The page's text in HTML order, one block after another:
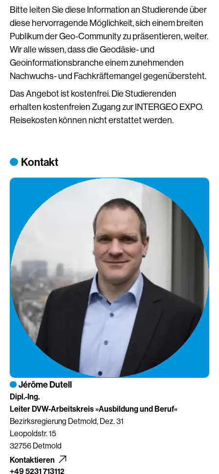
Bitte leiten Sie diese Information an Studierende über
diese hervorragende Möglichkeit, sich einem breiten
Publikum der Geo-Community zu präsentieren, weiter.
Wir alle wissen, dass die Geodäsie- und
Geoinformationsbranche einem zunehmenden
Nachwuchs- und Fachkräftemangel gegenübersteht.
Das Angebot ist kostenfrei. Die Studierenden
erhalten kostenfreien Zugang zur INTERGEO EXPO.
Reisekosten können nicht erstattet werden.
Kontakt
Jérôme Dutell
Dipl.-Ing.
Leiter DVW-Arbeitskreis »Ausbildung und Beruf«
Bezirksregierung Detmold, Dez. 31
Leopoldstr. 15
32756 Detmold
Kontaktieren
+49 5231 713112